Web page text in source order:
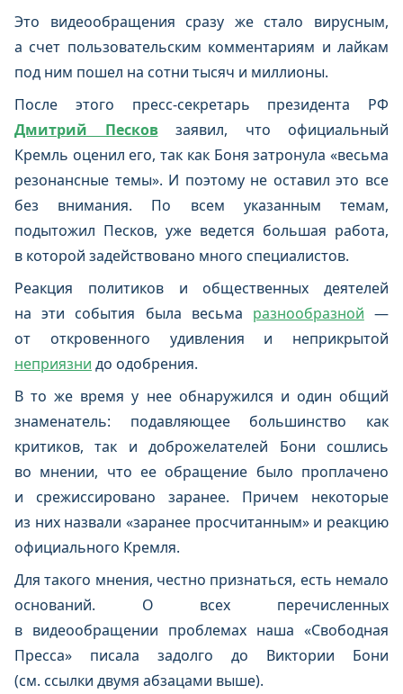
Это видеообращения сразу же стало вирусным,
а счет пользовательским комментариям и лайкам
под ним пошел на сотни тысяч и миллионы.
После этого пресс-секретарь президента РФ
Дмитрий Песковзаявил, что официальный
Кремль оценил его, так как Боня затронула «весьма
резонансные темы». И поэтому не оставил это все
без внимания. По всем указанным темам,
подытожил Песков, уже ведется большая работа,
в которой задействовано много специалистов.
Реакция политиков и общественных деятелей
на эти события была весьма разнообразной —
от откровенного удивления и неприкрытой
неприязни до одобрения.
В то же время у нее обнаружился и один общий
знаменатель: подавляющее большинство как
критиков, так и доброжелателей Бони сошлись
во мнении, что ее обращение было проплачено
и срежиссировано заранее. Причем некоторые
из них назвали «заранее просчитанным» и реакцию
официального Кремля.
Для такого мнения, честно признаться, есть немало
оснований. О всех перечисленных
в видеообращении проблемах наша «Свободная
Пресса» писала задолго до Виктории Бони
(см. ссылки двумя абзацами выше).